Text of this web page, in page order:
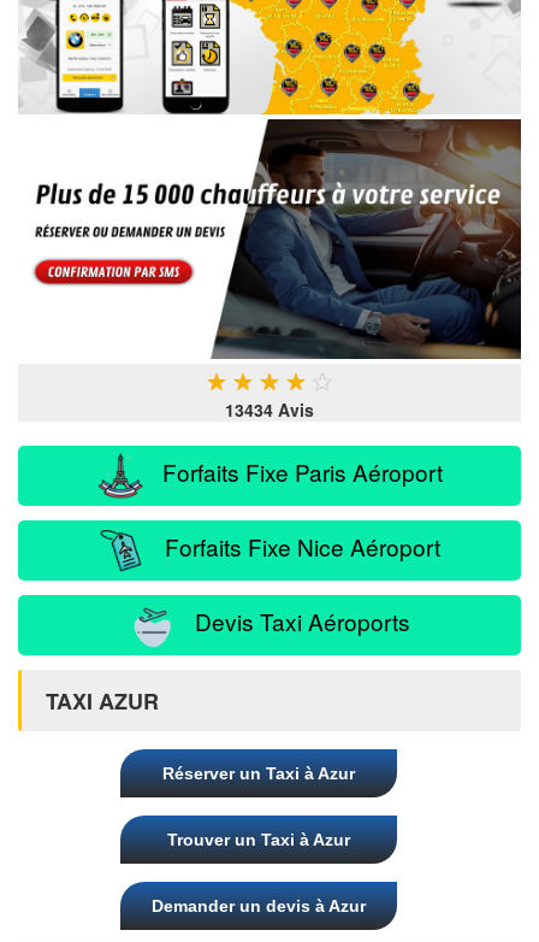
★ ★ ★ ★ ★
13434 Avis
Forfaits Fixe Paris Aéroport
Forfaits Fixe Nice Aéroport
Devis Taxi Aéroports
TAXI AZUR
Réserver un Taxi à Azur
Trouver un Taxi à Azur
Demander un devis à Azur